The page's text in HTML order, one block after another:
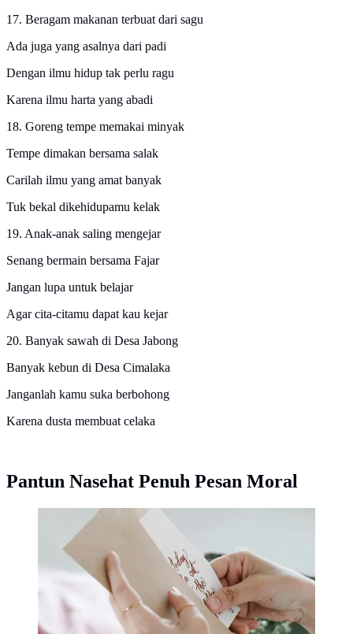
17. Beragam makanan terbuat dari sagu
Ada juga yang asalnya dari padi
Dengan ilmu hidup tak perlu ragu
Karena ilmu harta yang abadi
18. Goreng tempe memakai minyak
Tempe dimakan bersama salak
Carilah ilmu yang amat banyak
Tuk bekal dikehidupamu kelak
19. Anak-anak saling mengejar
Senang bermain bersama Fajar
Jangan lupa untuk belajar
Agar cita-citamu dapat kau kejar
20. Banyak sawah di Desa Jabong
Banyak kebun di Desa Cimalaka
Janganlah kamu suka berbohong
Karena dusta membuat celaka
Pantun Nasehat Penuh Pesan Moral